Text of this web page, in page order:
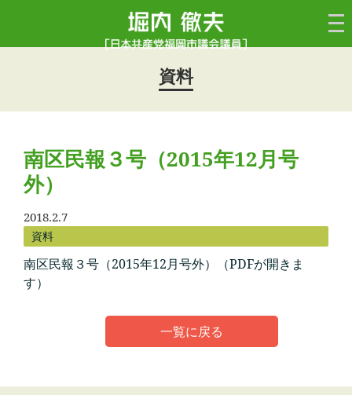
資料
南区民報３号（2015年12月号
外）
2018.2.7
資料
南区民報３号（2015年12月号外）（PDFが開きま
す）
一覧に戻る